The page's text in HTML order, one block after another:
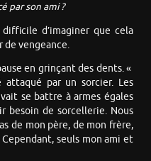
par son ami ?
d’imaginer que cela
vengeance.
en grinçant des dents. «
par un sorcier. Les
se battre à armes égales
besoin de sorcellerie. Nous
de mon père, de mon frère,
seuls mon ami et